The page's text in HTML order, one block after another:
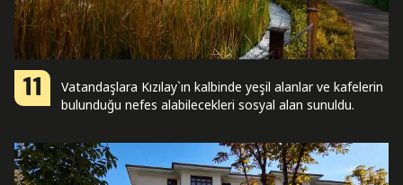
11
Vatandaşlara Kızılay`ın kalbinde yeşil alanlar ve kafelerin
bulunduğu nefes alabilecekleri sosyal alan sunuldu.